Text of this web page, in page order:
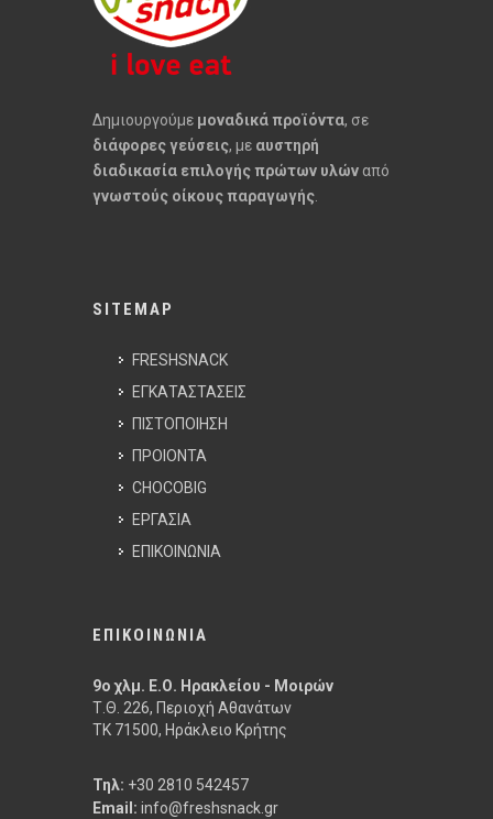
Δημιουργούμε μοναδικά προϊόντα, σε
διάφορες γεύσεις, με αυστηρή
διαδικασία επιλογής πρώτων υλών από
γνωστούς οίκους παραγωγής.
SITEMAP
FRESHSNACK
ΕΓΚΑΤΑΣΤΑΣΕΙΣ
ΠΙΣΤΟΠΟΙΗΣΗ
ΠΡΟΙΟΝΤΑ
CHOCOBIG
ΕΡΓΑΣΙΑ
ΕΠΙΚΟΙΝΩΝΙΑ
ΕΠΙΚΟΙΝΩΝΙΑ
9ο χλμ. Ε.Ο. Ηρακλείου - Μοιρών
Τ.Θ. 226, Περιοχή Αθανάτων
ΤΚ 71500, Ηράκλειο Κρήτης
Τηλ: +30 2810 542457
Email: info@freshsnack.gr